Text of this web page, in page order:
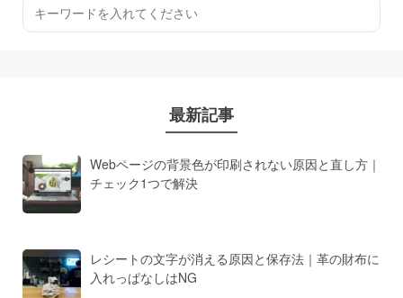
最新記事
Webページの背景色が印刷されない原因と直し方｜
チェック1つで解決
レシートの文字が消える原因と保存法｜革の財布に
入れっぱなしはNG